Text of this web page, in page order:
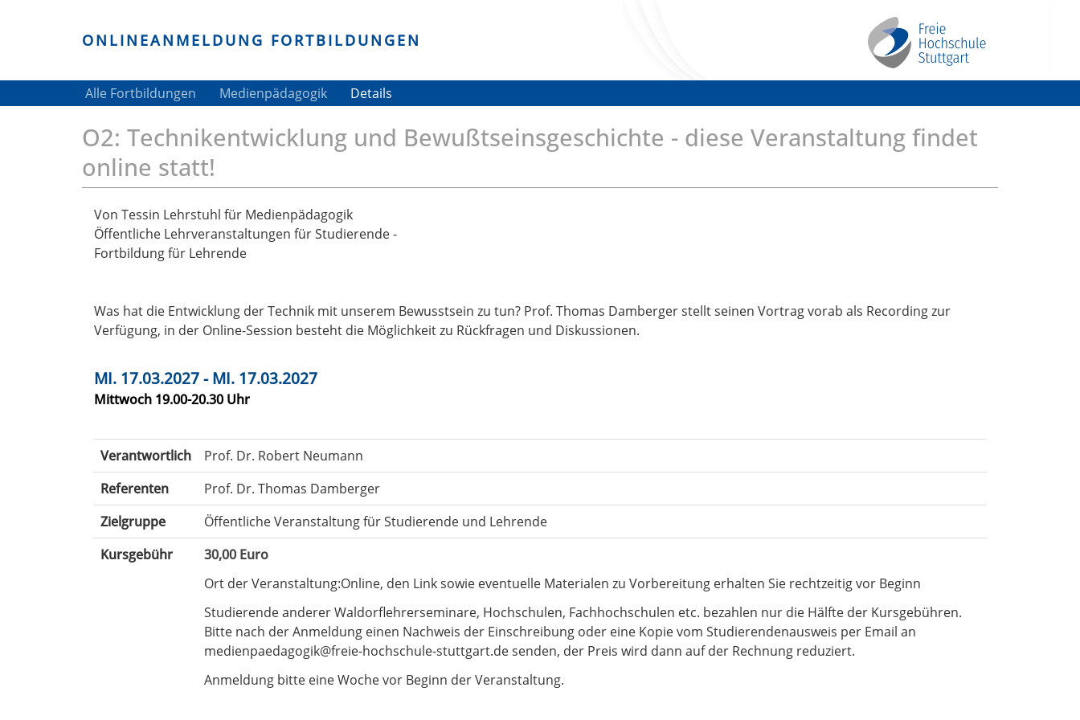
Skip
ONLINEANMELDUNG FORTBILDUNGEN
Alle Fortbildungen Medienpädagogik Details
O2: Technikentwicklung und Bewußtseinsgeschichte - diese Veranstaltung findet
online statt!
Von Tessin Lehrstuhl für Medienpädagogik
Öffentliche Lehrveranstaltungen für Studierende -
Fortbildung für Lehrende
Was hat die Entwicklung der Technik mit unserem Bewusstsein zu tun? Prof. Thomas Damberger stellt seinen Vortrag vorab als Recording zur
Verfügung, in der Online-Session besteht die Möglichkeit zu Rückfragen und Diskussionen.
MI. 17.03.2027 - MI. 17.03.2027
Mittwoch 19.00-20.30 Uhr
Verantwortlich
Prof. Dr. Robert Neumann
Referenten
Prof. Dr. Thomas Damberger
Zielgruppe
Öffentliche Veranstaltung für Studierende und Lehrende
Kursgebühr
30,00 Euro
Ort der Veranstaltung:Online, den Link sowie eventuelle Materialen zu Vorbereitung erhalten Sie rechtzeitig vor Beginn
Studierende anderer Waldorflehrerseminare, Hochschulen, Fachhochschulen etc. bezahlen nur die Hälfte der Kursgebühren.
Bitte nach der Anmeldung einen Nachweis der Einschreibung oder eine Kopie vom Studierendenausweis per Email an
medienpaedagogik@freie-hochschule-stuttgart.de senden, der Preis wird dann auf der Rechnung reduziert.
Anmeldung bitte eine Woche vor Beginn der Veranstaltung.